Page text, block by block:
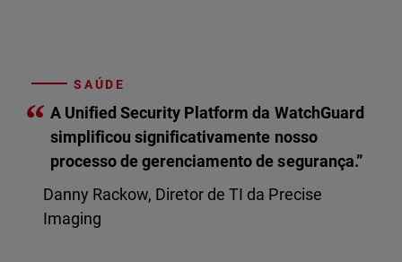
SAÚDE
“ A Unified Security Platform da WatchGuard
simplificou significativamente nosso
processo de gerenciamento de segurança.”
Danny Rackow, Diretor de TI da Precise
Imaging